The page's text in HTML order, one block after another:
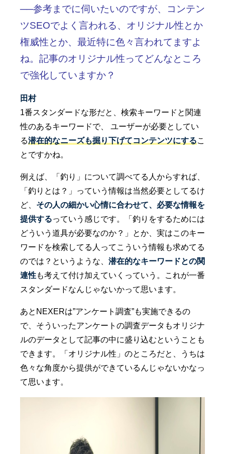
──参考までに伺いたいのですが、コンテン
ツSEOでよく言われる、オリジナル性とか
権威性とか、最近特に色々言われてますよ
ね。記事のオリジナル性ってどんなところ
で強化していますか？
田村
1番スタンダードな形だと、検索キーワードと関連
性のあるキーワードで、 ユーザーが必要としてい
る潜在的なニーズも掘り下げてコンテンツにするこ
とですかね。
例えば、「釣り」について調べてる人からすれば、
「釣りとは？」っていう情報は当然必要としてるけ
ど、 その人の細かい心情に合わせて、必要な情報を
提供するっていう感じです。「釣りをするためには
どういう道具が必要なのか？」とか、実はこのキー
ワードを検索してる人ってこういう情報も求めてる
のでは？というような、 潜在的なキーワードとの関
連性も考えて付け加えていくっていう。これが一番
スタンダードなんじゃないかって思います。
あとNEXERは”アンケート調査”も実施できるの
で、そういったアンケートの調査データもオリジナ
ルのデータとして記事の中に盛り込むということも
できます。「オリジナル性」のところだと、うちは
色々な角度から提供ができているんじゃないかなっ
て思います。